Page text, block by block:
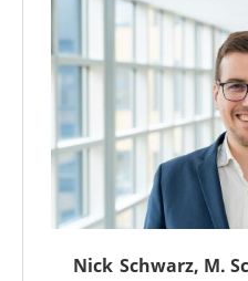
Nick Schwarz, M.